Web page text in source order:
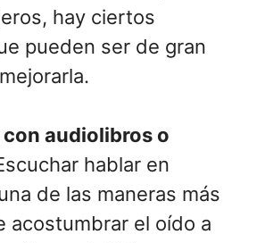
hay ciertos
pueden ser de gran
con audiolibros o
hablar en
de las maneras más
acostumbrar el oído a